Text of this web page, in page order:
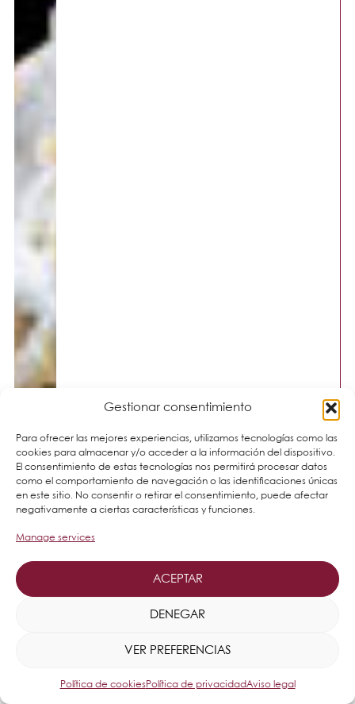
Gestionar consentimiento
Para ofrecer las mejores experiencias, utilizamos tecnologías como las
cookies para almacenar y/o acceder a la información del dispositivo.
El consentimiento de estas tecnologías nos permitirá procesar datos
como el comportamiento de navegación o las identificaciones únicas
en este sitio. No consentir o retirar el consentimiento, puede afectar
negativamente a ciertas características y funciones.
Manage services
ACEPTAR
DENEGAR
VER PREFERENCIAS
Política de cookiesPolítica de privacidadAviso legal